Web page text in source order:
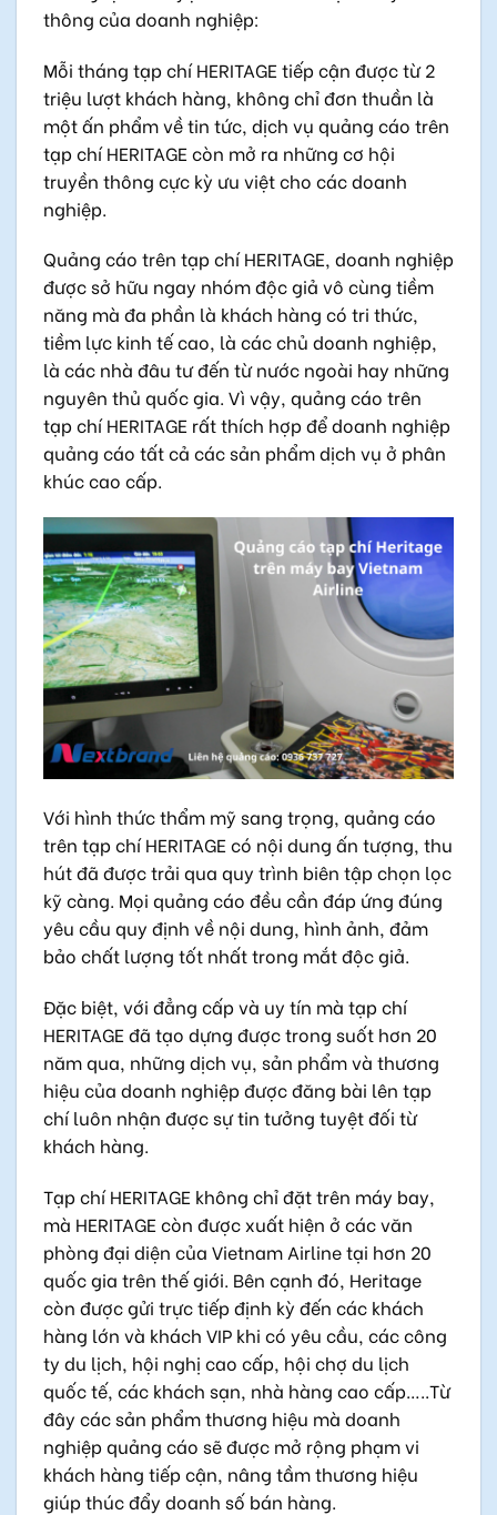
thông của doanh nghiệp:
Mỗi tháng tạp chí HERITAGE tiếp cận được từ 2
triệu lượt khách hàng, không chỉ đơn thuần là
một ấn phẩm về tin tức, dịch vụ quảng cáo trên
tạp chí HERITAGE còn mở ra những cơ hội
truyền thông cực kỳ ưu việt cho các doanh
nghiệp.
Quảng cáo trên tạp chí HERITAGE, doanh nghiệp
được sở hữu ngay nhóm độc giả vô cùng tiềm
năng mà đa phần là khách hàng có tri thức,
tiềm lực kinh tế cao, là các chủ doanh nghiệp,
là các nhà đâu tư đến từ nước ngoài hay những
nguyên thủ quốc gia. Vì vậy, quảng cáo trên
tạp chí HERITAGE rất thích hợp để doanh nghiệp
quảng cáo tất cả các sản phẩm dịch vụ ở phân
khúc cao cấp.
Với hình thức thẩm mỹ sang trọng, quảng cáo
trên tạp chí HERITAGE có nội dung ấn tượng, thu
hút đã được trải qua quy trình biên tập chọn lọc
kỹ càng. Mọi quảng cáo đều cần đáp ứng đúng
yêu cầu quy định về nội dung, hình ảnh, đảm
bảo chất lượng tốt nhất trong mắt độc giả.
Đặc biệt, với đẳng cấp và uy tín mà tạp chí
HERITAGE đã tạo dựng được trong suốt hơn 20
năm qua, những dịch vụ, sản phẩm và thương
hiệu của doanh nghiệp được đăng bài lên tạp
chí luôn nhận được sự tin tưởng tuyệt đối từ
khách hàng.
Tạp chí HERITAGE không chỉ đặt trên máy bay,
mà HERITAGE còn được xuất hiện ở các văn
phòng đại diện của Vietnam Airline tại hơn 20
quốc gia trên thế giới. Bên cạnh đó, Heritage
còn được gửi trực tiếp định kỳ đến các khách
hàng lớn và khách VIP khi có yêu cầu, các công
ty du lịch, hội nghị cao cấp, hội chợ du lịch
quốc tế, các khách sạn, nhà hàng cao cấp…..Từ
đây các sản phẩm thương hiệu mà doanh
nghiệp quảng cáo sẽ được mở rộng phạm vi
khách hàng tiếp cận, nâng tầm thương hiệu
giúp thúc đẩy doanh số bán hàng.